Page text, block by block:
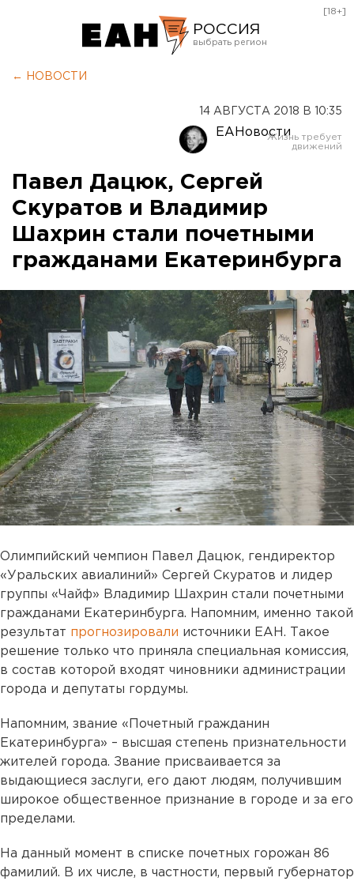
РОССИЯ
Оренбург
[18+]
← НОВОСТИ
14 АВГУСТА 2018 В 10:35
ЕАНовости
Павел Дацюк, Сергей
Скуратов и Владимир
Шахрин стали почетными
гражданами Екатеринбурга
Олимпийский чемпион Павел Дацюк, гендиректор
«Уральских авиалиний» Сергей Скуратов и лидер
группы «Чайф» Владимир Шахрин стали почетными
гражданами Екатеринбурга. Напомним, именно такой
результат прогнозировали источники ЕАН. Такое
решение только что приняла специальная комиссия,
в состав которой входят чиновники администрации
города и депутаты гордумы.
Напомним, звание «Почетный гражданин
Екатеринбурга» – высшая степень признательности
жителей города. Звание присваивается за
выдающиеся заслуги, его дают людям, получившим
широкое общественное признание в городе и за его
пределами.
На данный момент в списке почетных горожан 86
фамилий. В их числе, в частности, первый губернатор